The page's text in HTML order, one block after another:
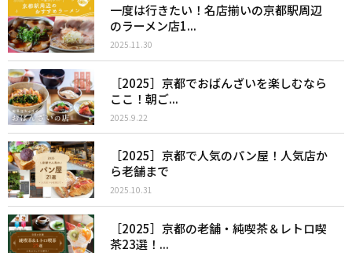
一度は行きたい！名店揃いの京都駅周辺
のラーメン店1...
2025.11.30
［2025］京都でおばんざいを楽しむなら
ここ！朝ご...
2025.9.22
［2025］京都で人気のパン屋！人気店か
ら老舗まで
2025.10.31
［2025］京都の老舗・純喫茶＆レトロ喫
茶23選！...